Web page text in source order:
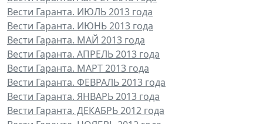
Вести Гаранта. ИЮЛЬ 2013 года
Вести Гаранта. ИЮНЬ 2013 года
Вести Гаранта. МАЙ 2013 года
Вести Гаранта. АПРЕЛЬ 2013 года
Вести Гаранта. МАРТ 2013 года
Вести Гаранта. ФЕВРАЛЬ 2013 года
Вести Гаранта. ЯНВАРЬ 2013 года
Вести Гаранта. ДЕКАБРЬ 2012 года